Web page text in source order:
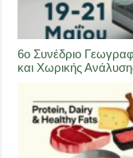
6ο Συνέδριο
και Χωρικής